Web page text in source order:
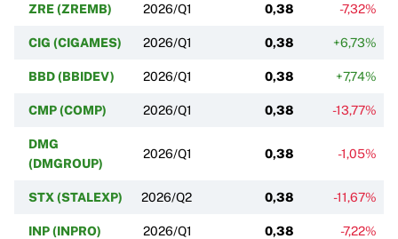
ZRE (ZREMB) 2026/Q1 0,38 -7,32%
CIG (CIGAMES) 2026/Q1 0,38 +6,73%
BBD (BBIDEV) 2026/Q1 0,38 +7,74%
CMP (COMP) 2026/Q1 0,38 -13,77%
DMG
(DMGROUP)
2026/Q1 0,38 -1,05%
STX (STALEXP) 2026/Q2 0,38 -11,67%
INP (INPRO) 2026/Q1 0,38 -7,22%